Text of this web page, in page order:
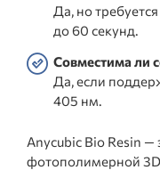
Да, но
до 60 секунд.
Совместима ли
Да, если
405 нм.
Anycubic Bio Resin —
фотополимерной